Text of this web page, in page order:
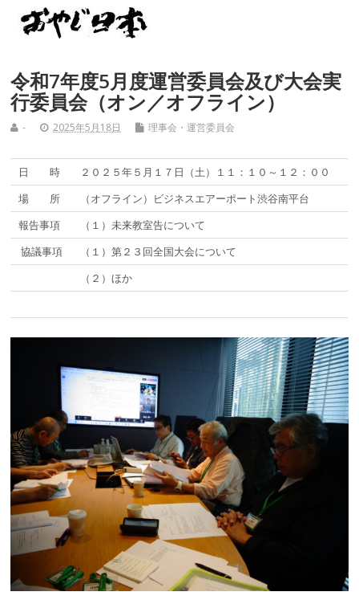
令和7年度5月度運営委員会及び大会実
行委員会（オン／オフライン）
- 2025年5月18日 理事会・運営委員会
日 時
２０２５年５月１７日（土）１１：１０～１２：００
場 所
（オフライン）ビジネスエアーポート渋谷南平台
報告事項
（１）未来教室告について
協議事項
（１）第２３回全国大会について
（２）ほか